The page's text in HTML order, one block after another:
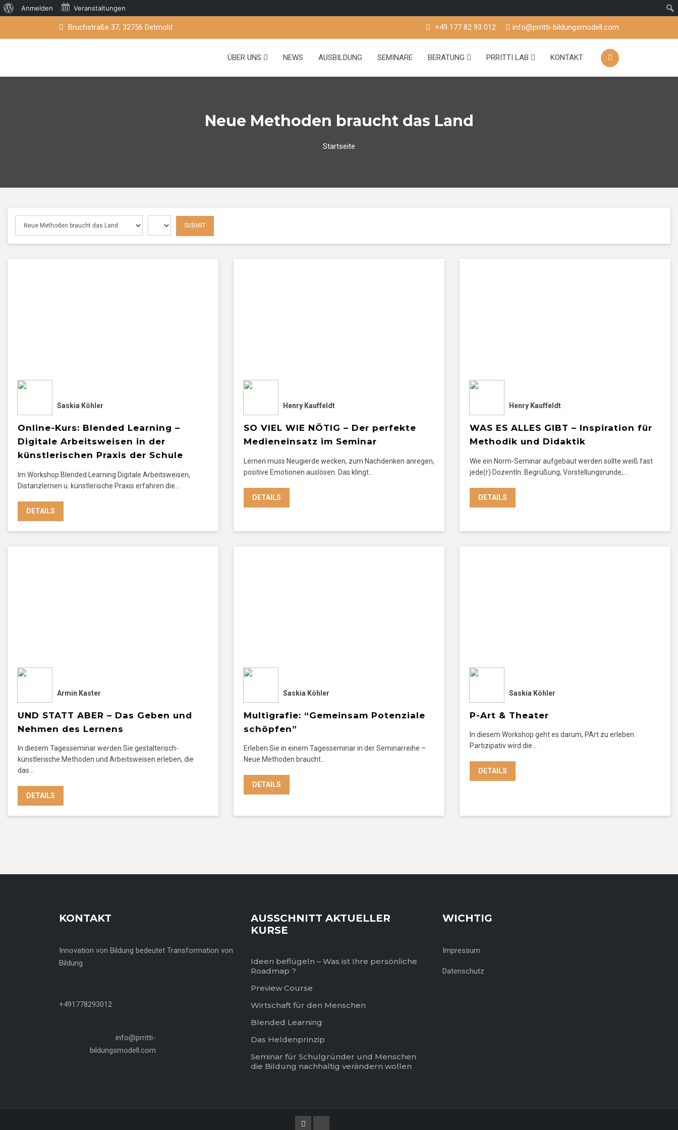
Bruchstraße 37, 32756 Detmold +49 177 82 93 012 info@prritti-bildungsmodell.com
ÜBER UNS NEWS AUSBILDUNG SEMINARE BERATUNG PRRITTI LAB KONTAKT
Neue Methoden braucht das Land
Startseite
Saskia Köhler
Online-Kurs: Blended Learning –
Digitale Arbeitsweisen in der
künstlerischen Praxis der Schule
Im Workshop Blended Learning Digitale Arbeitsweisen,
Distanzlernen u. künstlerische Praxis erfahren die…
DETAILS
Henry Kauffeldt
SO VIEL WIE NÖTIG – Der perfekte
Medieneinsatz im Seminar
Lernen muss Neugierde wecken, zum Nachdenken anregen,
positive Emotionen auslösen. Das klingt…
DETAILS
Henry Kauffeldt
WAS ES ALLES GIBT – Inspiration für
Methodik und Didaktik
Wie ein Norm-Seminar aufgebaut werden sollte weiß fast
jede(r) DozentIn: Begrüßung, Vorstellungsrunde,…
DETAILS
Armin Kaster
UND STATT ABER – Das Geben und
Nehmen des Lernens
In diesem Tagesseminar werden Sie gestalterisch-
künstlerische Methoden und Arbeitsweisen erleben, die
das…
DETAILS
Saskia Köhler
Multigrafie: “Gemeinsam Potenziale
schöpfen”
Erleben Sie in einem Tagesseminar in der Seminarreihe –
Neue Methoden braucht…
DETAILS
Saskia Köhler
P-Art & Theater
In diesem Workshop geht es darum, PArt zu erleben.
Partizipativ wird die…
DETAILS
KONTAKT
Innovation von Bildung bedeutet Transformation von
Bildung
+491778293012
info@prritti-
bildungsmodell.com
AUSSCHNITT AKTUELLER
KURSE
Ideen beflügeln – Was ist Ihre persönliche
Roadmap ?
Preview Course
Wirtschaft für den Menschen
Blended Learning
Das Heldenprinzip
Seminar für Schulgründer und Menschen
die Bildung nachhaltig verändern wollen
WICHTIG
Impressum
Datenschutz
Über
Anmelden Veranstaltungen